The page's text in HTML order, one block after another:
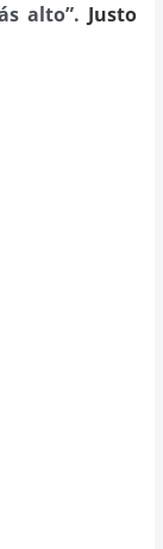
alto”. Justo